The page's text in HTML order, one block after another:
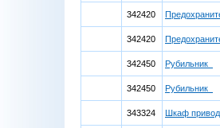
342420
342420
342450 Рубильник
342450 Рубильник
343324 Шкаф